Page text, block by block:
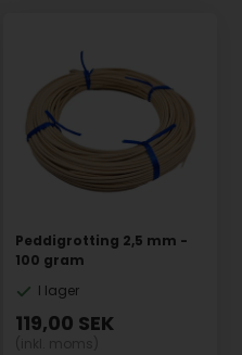
Peddigrotting 2,5 mm -
100 gram
I lager
119,00 SEK